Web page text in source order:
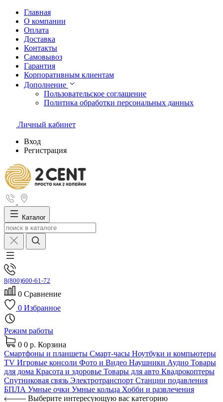
Главная
О компании
Оплата
Доставка
Контакты
Самовывоз
Гарантия
Корпоративным клиентам
Дополнение
Пользовательское соглашение
Политика обработки персональных данных
Личный кабинет
Вход
Регистрация
Каталог
8(800)600-61-72
0 Сравнение
0 Избранное
Режим работы
0 0 р. Корзина
Смартфоны и планшеты Смарт-часы Ноутбуки и компьютеры
TV Игровые консоли Фото и Видео Наушники Аудио Товары
для дома Красота и здоровье Товары для авто Квадрокоптеры
Спутниковая связь Электротранспорт Станции подавления
БПЛА Умные очки Умные кольца Хобби и развлечения
Выберите интересующую вас категорию